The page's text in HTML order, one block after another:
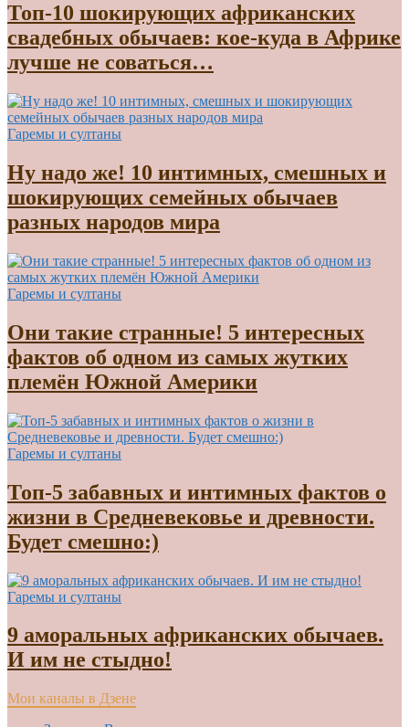
Топ-10 шокирующих африканских
свадебных обычаев: кое-куда в Африке
лучше не соваться…
Гаремы и султаны
Ну надо же! 10 интимных, смешных и
шокирующих семейных обычаев
разных народов мира
Гаремы и султаны
Они такие странные! 5 интересных
фактов об одном из самых жутких
племён Южной Америки
Гаремы и султаны
Топ-5 забавных и интимных фактов о
жизни в Средневековье и древности.
Будет смешно:)
Гаремы и султаны
9 аморальных африканских обычаев.
И им не стыдно!
Мои каналы в Дзене